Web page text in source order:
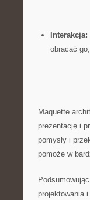
Interakcja:
obracać
Maquette
⁢prezentację⁣ i
pomysły i
pomoże‌ w
projektowania